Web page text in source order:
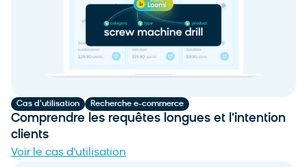
Cas d'utilisation Recherche e-commerce
Comprendre les requêtes longues et l'intention
clients
Voir le cas d'utilisation